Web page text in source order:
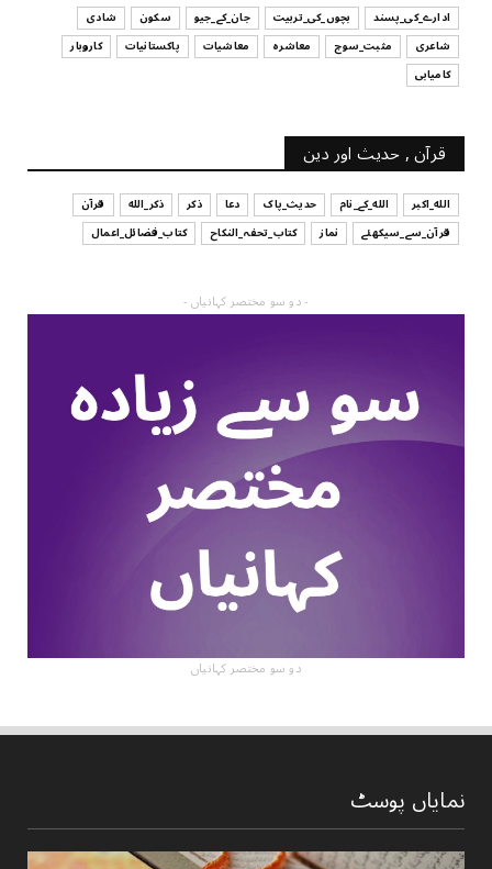
ادارے_کی_پسند بچوں_کی_تربیت جان_کے_جیو سکون
شادی
شاعری
مثبت_سوچ معاشرہ معاشیات پاکستانیات
کاروبار
کامیابی
قرآن , حدیث اور دین
الله_اکبر الله_کے_نام حدیث_پاک دعا ذکر ذکر_الله
قرآن
قرآن_سے_سیکھئے
نماز کتاب_تحفہ_النکاح کتاب_فضائل_اعمال
- دو سو مختصر کہانیاں -
دو سو مختصر کہانیاں
نمایاں پوسٹ